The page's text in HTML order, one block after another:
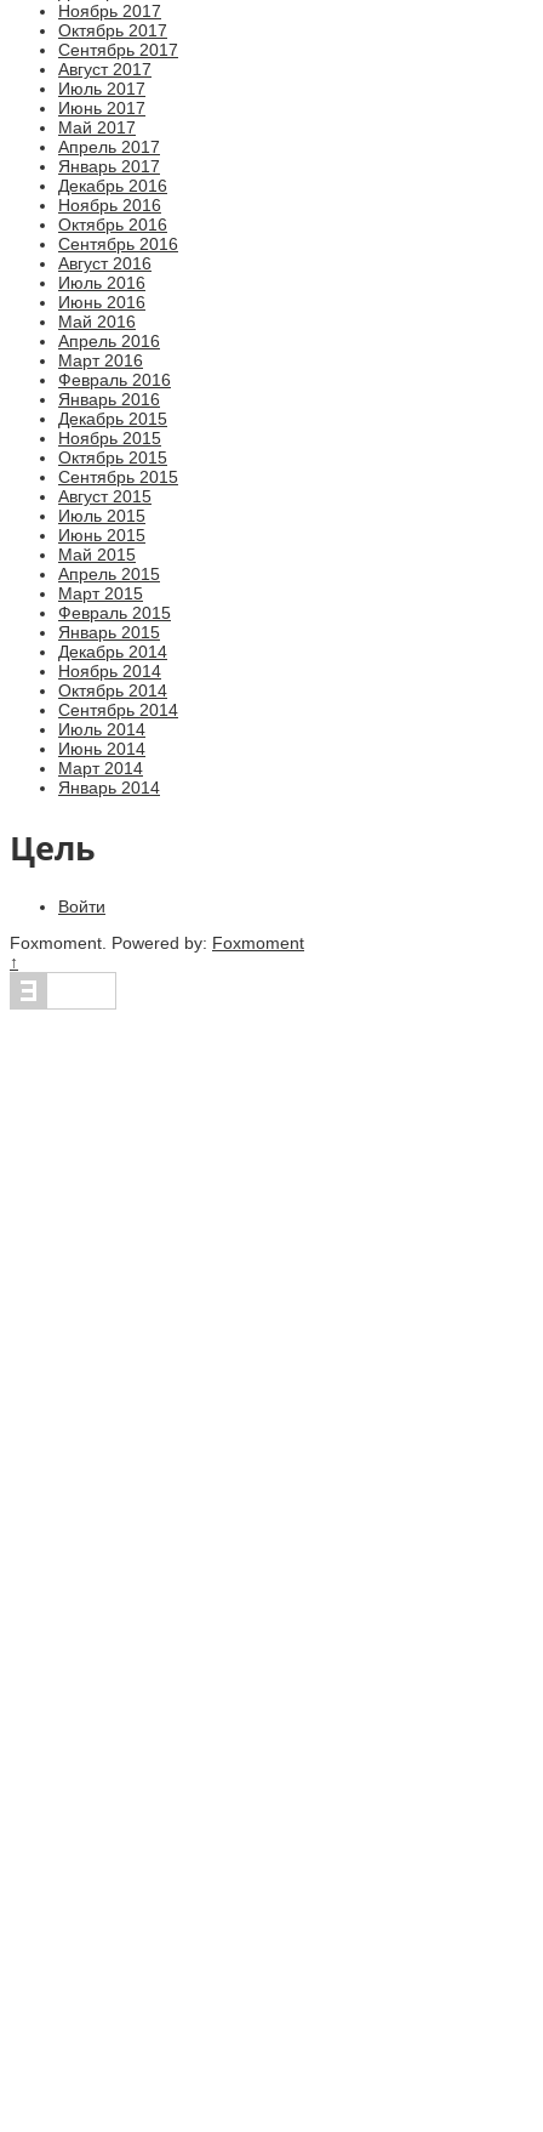
Ноябрь 2017
Октябрь 2017
Сентябрь 2017
Август 2017
Июль 2017
Июнь 2017
Май 2017
Апрель 2017
Январь 2017
Декабрь 2016
Ноябрь 2016
Октябрь 2016
Сентябрь 2016
Август 2016
Июль 2016
Июнь 2016
Май 2016
Апрель 2016
Март 2016
Февраль 2016
Январь 2016
Декабрь 2015
Ноябрь 2015
Октябрь 2015
Сентябрь 2015
Август 2015
Июль 2015
Июнь 2015
Май 2015
Апрель 2015
Март 2015
Февраль 2015
Январь 2015
Декабрь 2014
Ноябрь 2014
Октябрь 2014
Сентябрь 2014
Июль 2014
Июнь 2014
Март 2014
Январь 2014
Цель
Войти
Foxmoment. Powered by: Foxmoment
↑